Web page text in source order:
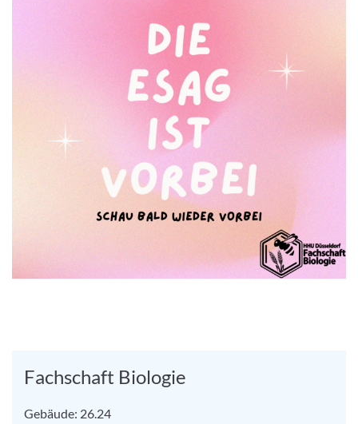
Fachschaft Biologie
Gebäude: 26.24